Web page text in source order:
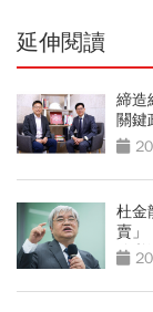
延伸閱讀
締造
關鍵
杜金
賣」
節必